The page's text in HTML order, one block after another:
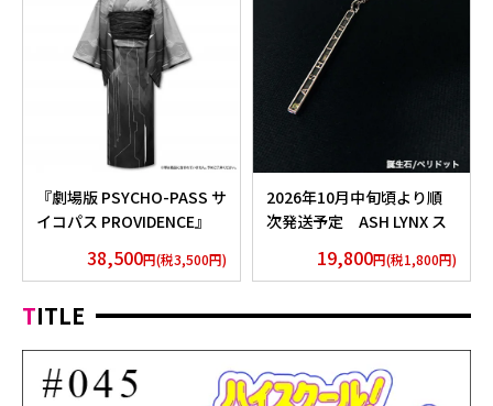
『劇場版 PSYCHO-PASS サ
イコパス PROVIDENCE』
38,500円(税3,500円)
2026年10月中旬頃より順
次発送予定 ASH LYNX ス
Silver925×Peridot ver.
19,800円(税1,800円)
TITLE